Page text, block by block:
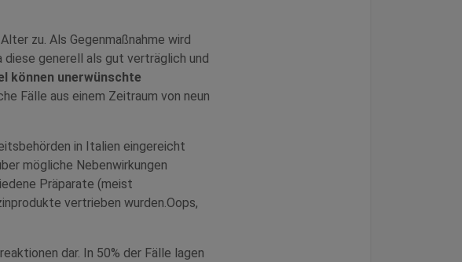
zu. Als Gegenmaßnahme wird
generell als gut verträglich und
können unerwünschte
Fälle aus einem Zeitraum von neun
in Italien eingereicht
mögliche Nebenwirkungen
Präparate (meist
vertrieben wurden.Oops,
dar. In 50% der Fälle lagen